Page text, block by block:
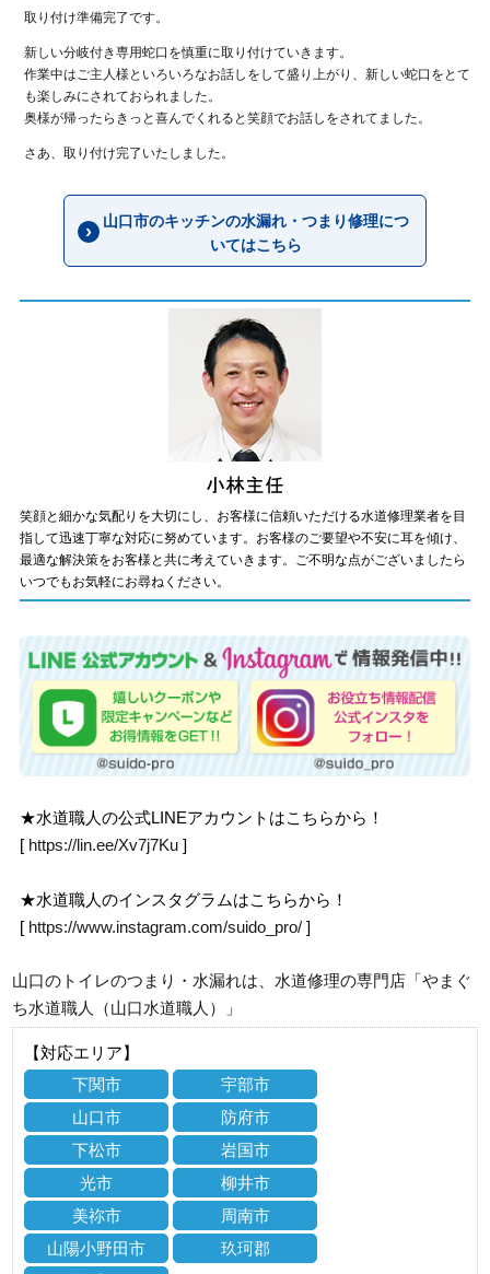
取り付け準備完了です。
新しい分岐付き専用蛇口を慎重に取り付けていきます。
作業中はご主人様といろいろなお話しをして盛り上がり、新しい蛇口をとて
も楽しみにされておられました。
奥様が帰ったらきっと喜んでくれると笑顔でお話しをされてました。
さあ、取り付け完了いたしました。
山口市のキッチンの水漏れ・つまり修理につ
いてはこちら
笑顔と細かな気配りを大切にし、お客様に信頼いただける水道修理業者を目
指して迅速丁寧な対応に努めています。お客様のご要望や不安に耳を傾け、
最適な解決策をお客様と共に考えていきます。ご不明な点がございましたら
いつでもお気軽にお尋ねください。
★水道職人の公式LINEアカウントはこちらから！
[ https://lin.ee/Xv7j7Ku ]
★水道職人のインスタグラムはこちらから！
[ https://www.instagram.com/suido_pro/ ]
山口のトイレのつまり・水漏れは、水道修理の専門店「やまぐ
ち水道職人（山口水道職人）」
【対応エリア】
下関市
宇部市
山口市
防府市
下松市
岩国市
光市
柳井市
美祢市
周南市
山陽小野田市
玖珂郡